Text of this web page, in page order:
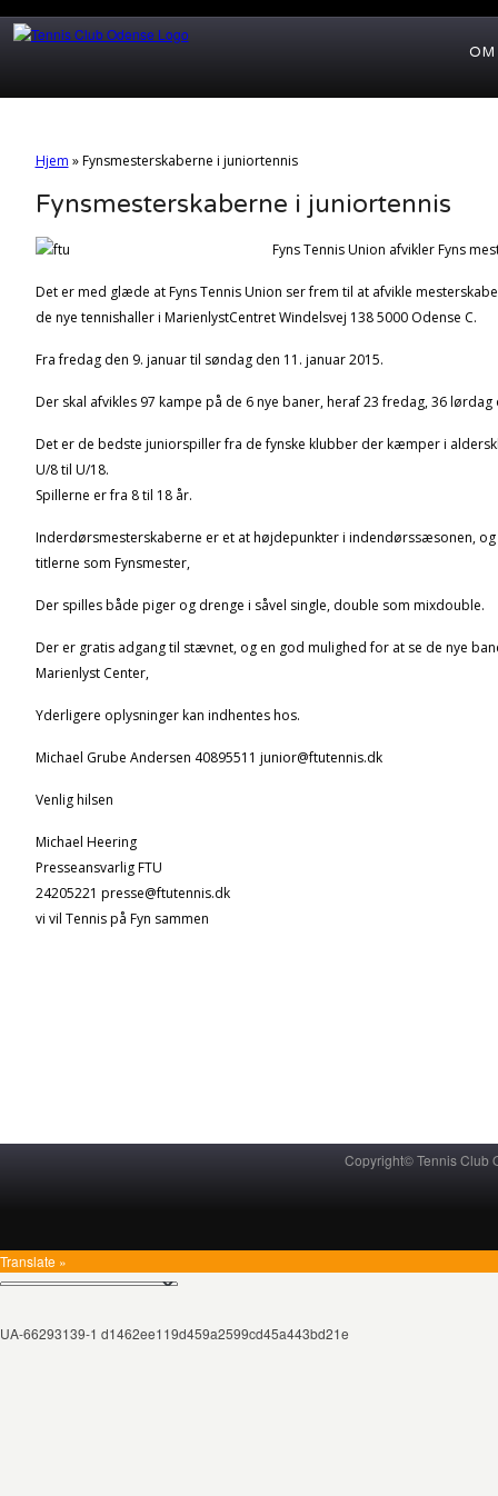
OM
Hjem »Fynsmesterskaberne i juniortennis
Fynsmesterskaberne i juniortennis
Fyns Tennis Union afvikler Fyns
Det er med glæde at Fyns Tennis Union ser frem til at afvikle
de nye tennishaller i MarienlystCentret Windelsvej 138 5000 Odense C.
Fra fredag den 9. januar til søndag den 11. januar 2015.
Der skal afvikles 97 kampe på de 6 nye baner, heraf 23 fredag, 36 lørdag
Det er de bedste juniorspiller fra de fynske klubber der kæmper i
U/8 til U/18.
Spillerne er fra 8 til 18 år.
Inderdørsmesterskaberne er et at højdepunkter i indendørssæsonen,
titlerne som Fynsmester,
Der spilles både piger og drenge i såvel single, double som mixdouble.
Der er gratis adgang til stævnet, og en god mulighed for at se de nye
Marienlyst Center,
Yderligere oplysninger kan indhentes hos.
Michael Grube Andersen 40895511 junior@ftutennis.dk
Venlig hilsen
Michael Heering
Presseansvarlig FTU
24205221 presse@ftutennis.dk
vi vil Tennis på Fyn sammen
Copyright© Tennis Club
Translate »
UA-66293139-1 d1462ee119d459a2599cd45a443bd21e